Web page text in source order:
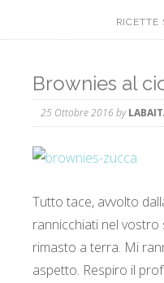
RICETTE
Brownies al
25 Ottobre 2016by
Tutto tace, avvolto
rannicchiati nel
rimasto a terra. Mi
aspetto. Respiro il